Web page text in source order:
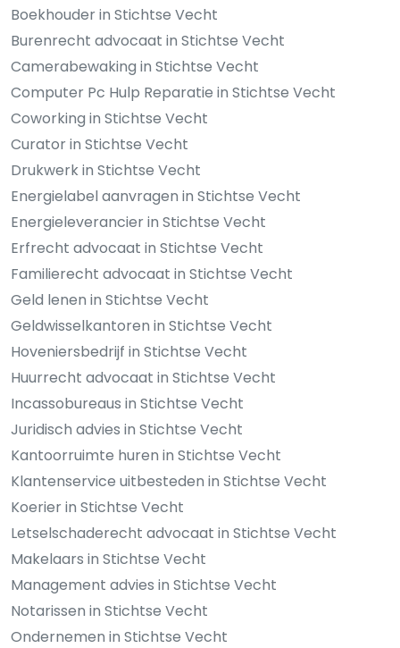
Boekhouder in Stichtse Vecht
Burenrecht advocaat in Stichtse Vecht
Camerabewaking in Stichtse Vecht
Computer Pc Hulp Reparatie in Stichtse Vecht
Coworking in Stichtse Vecht
Curator in Stichtse Vecht
Drukwerk in Stichtse Vecht
Energielabel aanvragen in Stichtse Vecht
Energieleverancier in Stichtse Vecht
Erfrecht advocaat in Stichtse Vecht
Familierecht advocaat in Stichtse Vecht
Geld lenen in Stichtse Vecht
Geldwisselkantoren in Stichtse Vecht
Hoveniersbedrijf in Stichtse Vecht
Huurrecht advocaat in Stichtse Vecht
Incassobureaus in Stichtse Vecht
Juridisch advies in Stichtse Vecht
Kantoorruimte huren in Stichtse Vecht
Klantenservice uitbesteden in Stichtse Vecht
Koerier in Stichtse Vecht
Letselschaderecht advocaat in Stichtse Vecht
Makelaars in Stichtse Vecht
Management advies in Stichtse Vecht
Notarissen in Stichtse Vecht
Ondernemen in Stichtse Vecht